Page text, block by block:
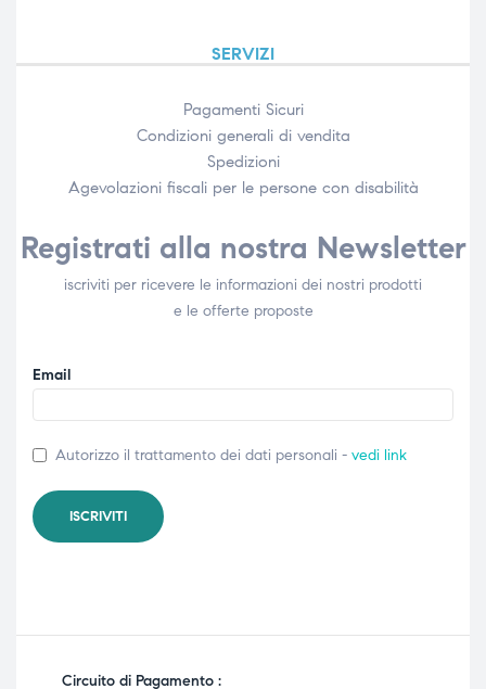
SERVIZI
Pagamenti Sicuri
Condizioni generali di vendita
Spedizioni
Agevolazioni fiscali per le persone con disabilità​
Registrati alla nostra Newsletter
iscriviti per ricevere le informazioni dei nostri prodotti
e le offerte proposte
Email
Autorizzo il trattamento dei dati personali - vedi link
Circuito di Pagamento :